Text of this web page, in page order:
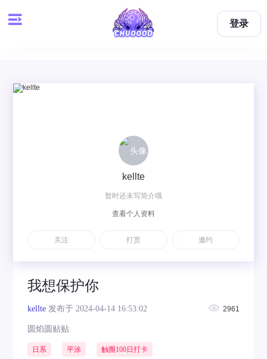
登录
我想保护你
kellte 发布于 2024-04-14 16:53:02 2961
圆焰圆贴贴
日系 平涂 触圈100日打卡
kellte
暂时还未写简介哦
查看个人资料
关注 打赏 邀约